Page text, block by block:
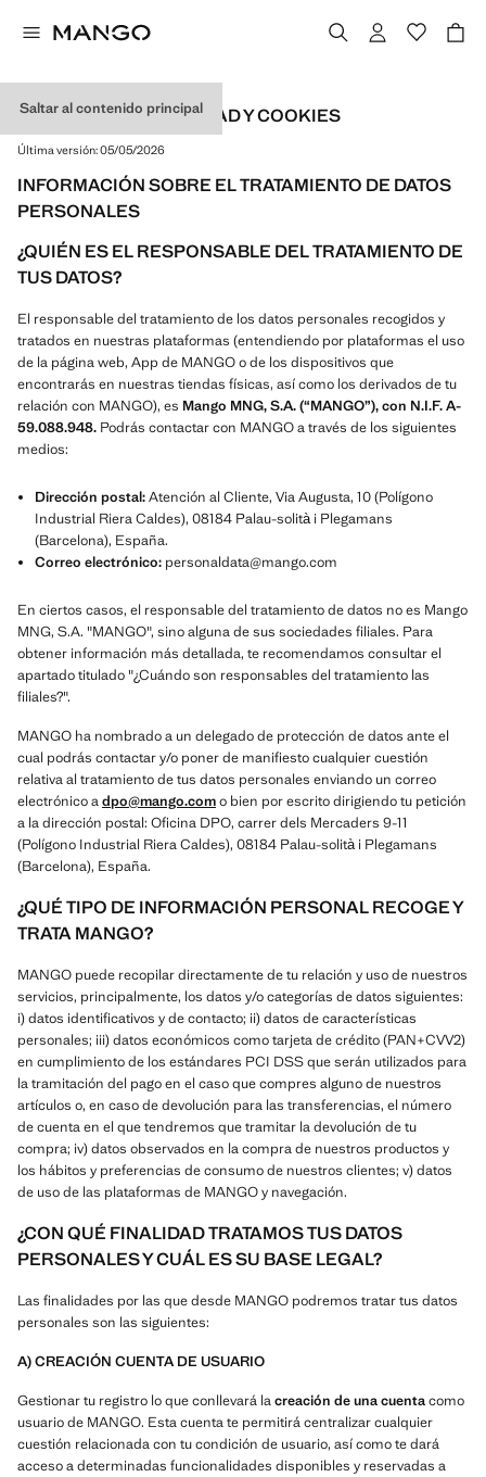
Saltar al contenido principal
POLÍTICA DE PRIVACIDAD Y COOKIES
Última versión:05/05/2026
INFORMACIÓN SOBRE EL TRATAMIENTO DE DATOS
PERSONALES
¿QUIÉN ES EL RESPONSABLE DEL TRATAMIENTO DE
TUS DATOS?
El responsable del tratamiento de los datos personales recogidos y
tratados en nuestras plataformas (entendiendo por plataformas el uso
de la página web, App de MANGO o de los dispositivos que
encontrarás en nuestras tiendas físicas, así como los derivados de tu
relación con MANGO), es Mango MNG, S.A. (“MANGO”), con N.I.F. A-
59.088.948. Podrás contactar con MANGO a través de los siguientes
medios:
Dirección postal:Atención al Cliente, Via Augusta, 10 (Polígono
Industrial Riera Caldes), 08184 Palau-solità i Plegamans
(Barcelona), España.
Correo electrónico: personaldata@mango.com
En ciertos casos, el responsable del tratamiento de datos no es Mango
MNG, S.A. "MANGO", sino alguna de sus sociedades filiales. Para
obtener información más detallada, te recomendamos consultar el
apartado titulado "¿Cuándo son responsables del tratamiento las
filiales?".
MANGO ha nombrado a un delegado de protección de datos ante el
cual podrás contactar y/o poner de manifiesto cualquier cuestión
relativa al tratamiento de tus datos personales enviando un correo
electrónico adpo@mango.como bien por escrito dirigiendo tu petición
a la dirección postal: Oficina DPO, carrer dels Mercaders 9-11
(Polígono Industrial Riera Caldes), 08184 Palau-solità i Plegamans
(Barcelona), España.
¿QUÉ TIPO DE INFORMACIÓN PERSONAL RECOGE Y
TRATA MANGO?
MANGO puede recopilar directamente de tu relación y uso de nuestros
servicios, principalmente, los datos y/o categorías de datos siguientes:
i) datos identificativos y de contacto; ii) datos de características
personales; iii) datos económicos como tarjeta de crédito (PAN+CVV2)
en cumplimiento de los estándares PCI DSS que serán utilizados para
la tramitación del pago en el caso que compres alguno de nuestros
artículos o, en caso de devolución para las transferencias, el número
de cuenta en el que tendremos que tramitar la devolución de tu
compra; iv) datos observados en la compra de nuestros productos y
los hábitos y preferencias de consumo de nuestros clientes; v) datos
de uso de las plataformas de MANGO y navegación.
¿CON QUÉ FINALIDAD TRATAMOS TUS DATOS
PERSONALES Y CUÁL ES SU BASE LEGAL?
Las finalidades por las que desde MANGO podremos tratar tus datos
personales son las siguientes:
A) CREACIÓN CUENTA DE USUARIO
Gestionar tu registro lo que conllevará lacreación de una cuentacomo
usuario de MANGO. Esta cuenta te permitirá centralizar cualquier
cuestión relacionada con tu condición de usuario, así como te dará
acceso a determinadas funcionalidades disponibles y reservadas a